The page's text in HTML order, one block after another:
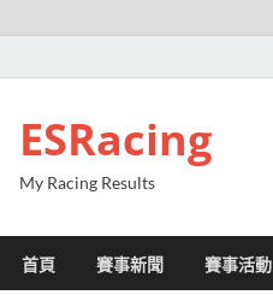
ESRacing
My Racing Results
首頁 賽事新聞 賽事活動